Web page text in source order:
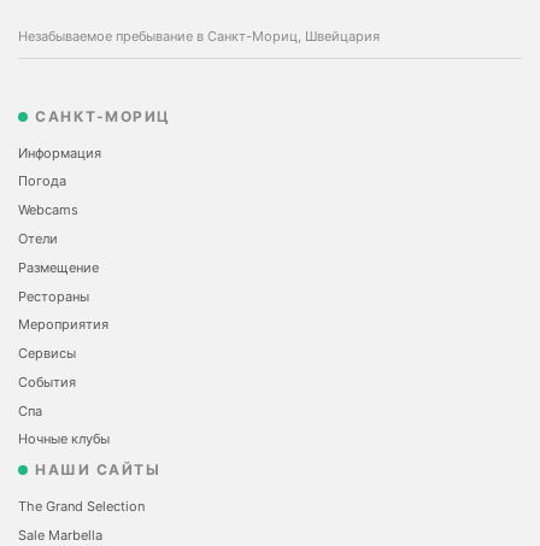
Незабываемое пребывание в Санкт-Мориц, Швейцария
САНКТ-МОРИЦ
Информация
Погода
Webcams
Отели
Размещение
Рестораны
Мероприятия
Сервисы
События
Спа
Ночные клубы
НАШИ САЙТЫ
The Grand Selection
Sale Marbella